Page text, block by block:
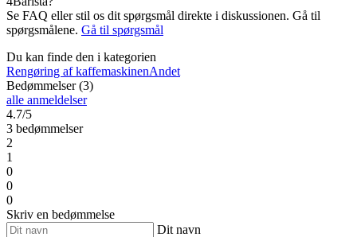
Se FAQ eller stil os dit spørgsmål direkte i diskussionen. Gå til
spørgsmålene. Gå til spørgsmål
Du kan finde den i kategorien
Rengøring af kaffemaskinenAndet
Bedømmelser (3)
alle anmeldelser
4.7/5
3 bedømmelser
2
1
0
0
0
Skriv en bedømmelse
Dit navn